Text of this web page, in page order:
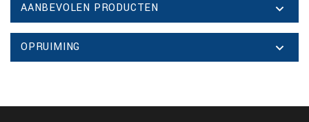
AANBEVOLEN PRODUCTEN 
OPRUIMING 